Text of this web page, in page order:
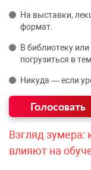
На выставки,
формат.
В библиотеку
погрузиться в
Никуда — если
Взгляд зумера:
влияют на